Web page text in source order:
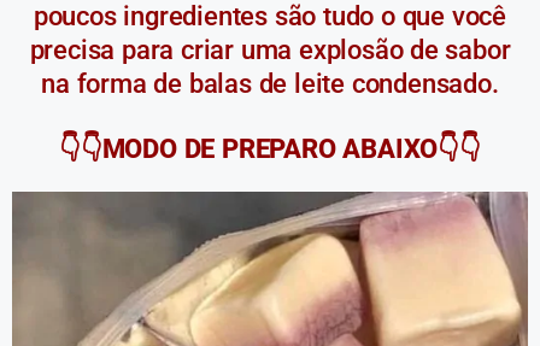
poucos ingredientes são tudo o que você
precisa para criar uma explosão de sabor
na forma de balas de leite condensado.
👇👇MODO DE PREPARO ABAIXO👇👇